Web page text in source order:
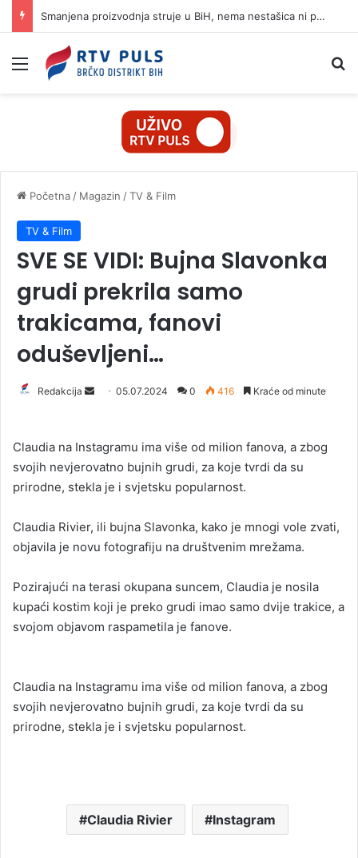
Smanjena proizvodnja struje u BiH, nema nestašica ni poskupljenja
Izbornik
Početna / Magazin /TV & Film
TV & Film
SVE SE VIDI: Bujna Slavonka
grudi prekrila samo
trakicama, fanovi
oduševljeni…
Redakcija
d
a
n
m
a
l
05.07.2024 0 416 Kraće od minute
Claudia na Instagramu ima više od milion fanova, a zbog
svojih nevjerovatno bujnih grudi, za koje tvrdi da su
prirodne, stekla je i svjetsku popularnost.
Claudia Rivier, ili bujna Slavonka, kako je mnogi vole zvati,
objavila je novu fotografiju na društvenim mrežama.
Pozirajući na terasi okupana suncem, Claudia je nosila
kupaći kostim koji je preko grudi imao samo dvije trakice, a
svojom objavom raspametila je fanove.
Claudia na Instagramu ima više od milion fanova, a zbog
svojih nevjerovatno bujnih grudi, za koje tvrdi da su
prirodne, stekla je i svjetsku popularnost.
Claudia Rivier Instagram